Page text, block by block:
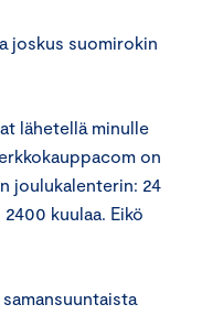
joskus suomirokin
lähetellä minulle
on
joulukalenterin: 24
kuulaa. Eikö